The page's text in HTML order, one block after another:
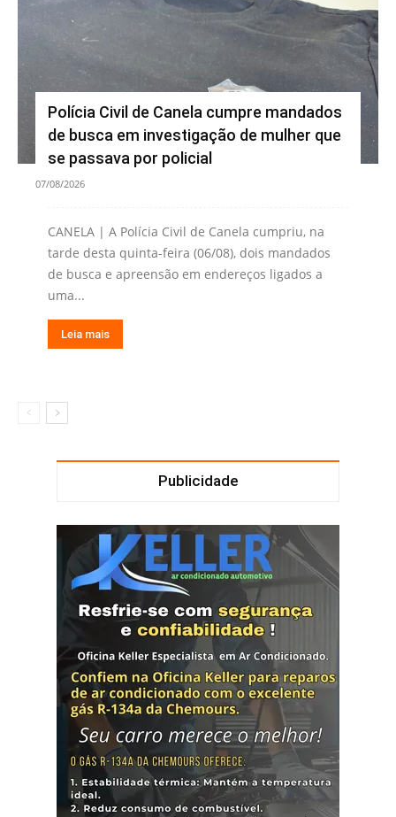
Polícia Civil de Canela cumpre mandados
de busca em investigação de mulher que
se passava por policial
07/08/2026
CANELA | A Polícia Civil de Canela cumpriu, na
tarde desta quinta-feira (06/08), dois mandados
de busca e apreensão em endereços ligados a
uma...
Leia mais
Publicidade